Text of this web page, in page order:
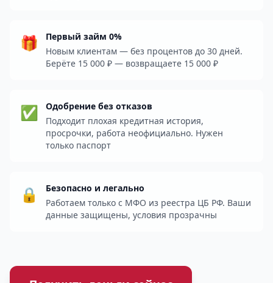
🎁
Первый займ 0%
Новым клиентам — без процентов до 30 дней.
Берёте 15 000 ₽ — возвращаете 15 000 ₽
✅
Одобрение без отказов
Подходит плохая кредитная история,
просрочки, работа неофициально. Нужен
только паспорт
🔒
Безопасно и легально
Работаем только с МФО из реестра ЦБ РФ. Ваши
данные защищены, условия прозрачны